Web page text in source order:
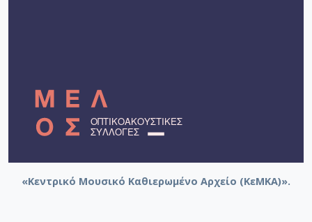
«Κεντρικό Μουσικό Καθιερωμένο Αρχείο (ΚεΜΚΑ)».